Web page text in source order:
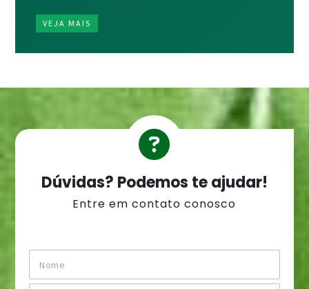
VEJA MAIS
Dúvidas? Podemos te ajudar!
Entre em contato conosco
N
m